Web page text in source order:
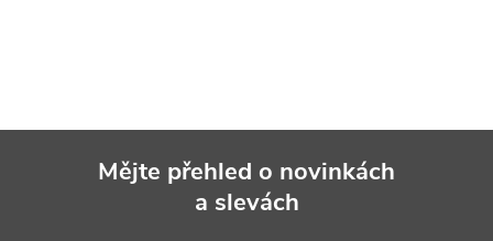
Mějte přehled o novinkách
a slevách